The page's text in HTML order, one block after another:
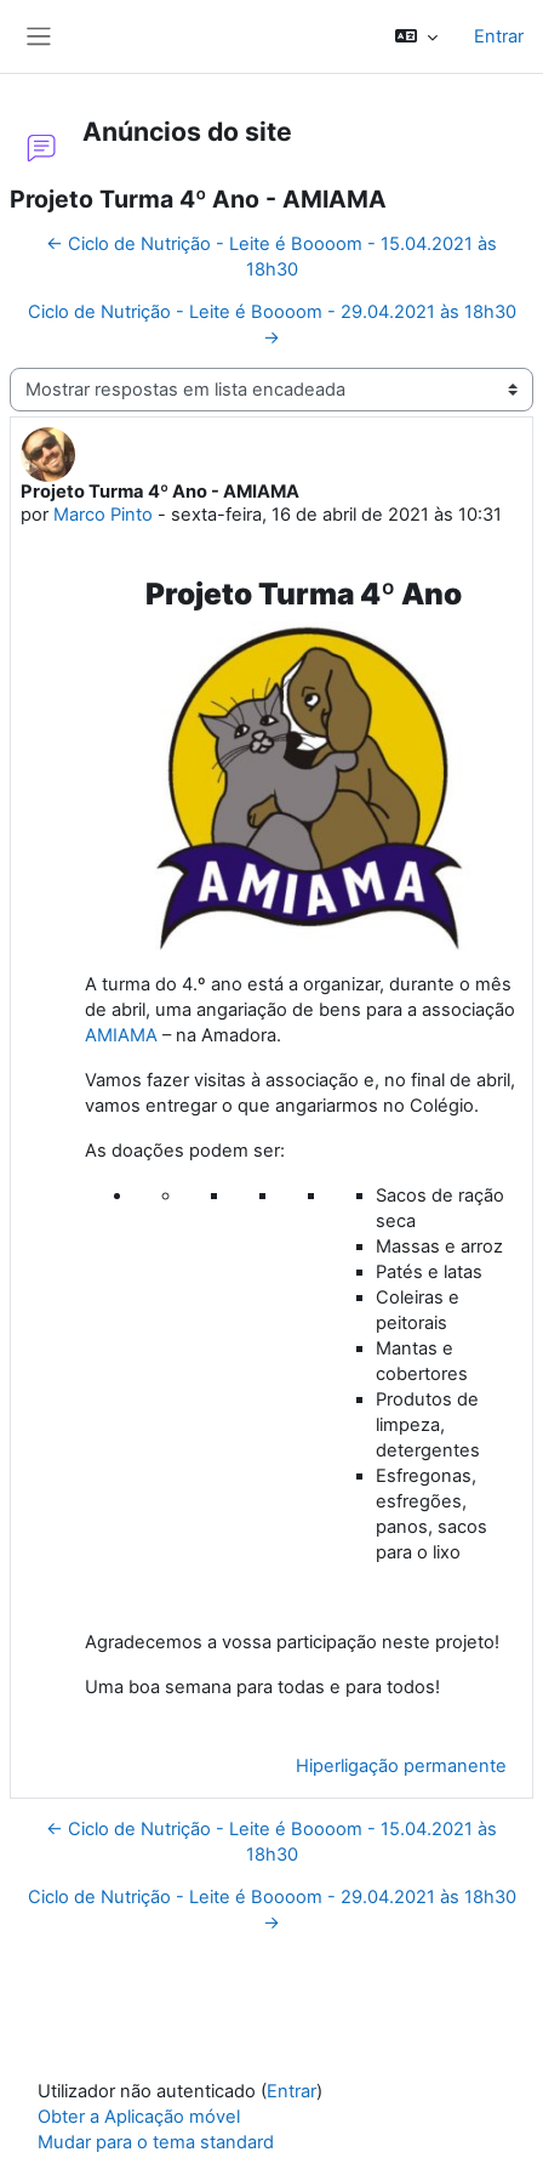
Entrar
Anúncios do site
Projeto Turma 4º Ano - AMIAMA
← Ciclo de Nutrição - Leite é Boooom - 15.04.2021 às
18h30
Ciclo de Nutrição - Leite é Boooom - 29.04.2021 às 18h30
→
Modo de visualização
Projeto Turma 4º Ano - AMIAMA
por Marco Pinto - sexta-feira, 16 de abril de 2021 às 10:31
Número de respostas: 0
Projeto Turma 4º Ano
A turma do 4.º ano está a organizar, durante o mês
de abril, uma angariação de bens para a associação
AMIAMA – na Amadora.
Vamos fazer visitas à associação e, no final de abril,
vamos entregar o que angariarmos no Colégio.
As doações podem ser:
Sacos de ração
seca
Massas e arroz
Patés e latas
Coleiras e
peitorais
Mantas e
cobertores
Produtos de
limpeza,
detergentes
Esfregonas,
esfregões,
panos, sacos
para o lixo
Agradecemos a vossa participação neste projeto!
Uma boa semana para todas e para todos!
Hiperligação permanente
← Ciclo de Nutrição - Leite é Boooom - 15.04.2021 às
18h30
Ciclo de Nutrição - Leite é Boooom - 29.04.2021 às 18h30
→
Utilizador não autenticado (Entrar)
Obter a Aplicação móvel
Mudar para o tema standard